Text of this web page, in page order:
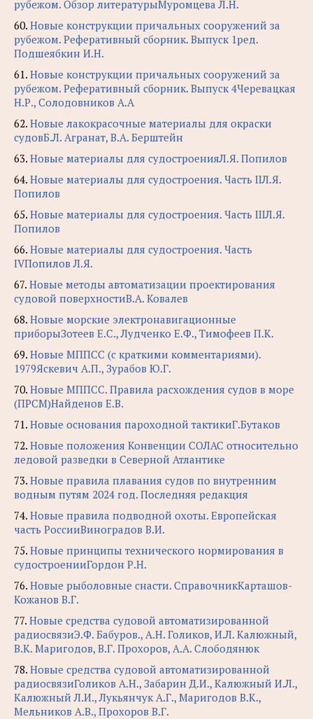
рубежом. Обзор литературыМуромцева Л.Н.
60. Новые конструкции причальных сооружений за
рубежом. Реферативный сборник. Выпуск 1ред.
Подшеябкин И.Н.
61. Новые конструкции причальных сооружений за
рубежом. Реферативный сборник. Выпуск 4Черевацкая
Н.Р., Солодовников А.А
62. Новые лакокрасочные материалы для окраски
судовБ.Л. Агранат, В.А. Берштейн
63. Новые материалы для судостроенияЛ.Я. Попилов
64. Новые материалы для судостроения. Часть IIЛ.Я.
Попилов
65. Новые материалы для судостроения. Часть IIIЛ.Я.
Попилов
66. Новые материалы для судостроения. Часть
IVПопилов Л.Я.
67. Новые методы автоматизации проектирования
судовой поверхностиВ.А. Ковалев
68. Новые морские электронавигационные
приборыЗотеев Е.С., Лудченко Е.Ф., Тимофеев П.К.
69. Новые МППСС (с краткими комментариями).
1979Яскевич А.П., Зурабов Ю.Г.
70. Новые МППСС. Правила расхождения судов в море
(ПРСМ)Найденов Е.В.
71. Новые основания пароходной тактикиГ.Бутаков
72. Новые положения Конвенции СОЛАС относительно
ледовой разведки в Северной Атлантике
73. Новые правила плавания судов по внутренним
водным путям 2024 год. Последняя редакция
74. Новые правила подводной охоты. Европейская
часть РоссииВиноградов В.И.
75. Новые принципы технического нормирования в
судостроенииГордон Р.Н.
76. Новые рыболовные снасти. СправочникКарташов-
Кожанов В.Г.
77. Новые средства судовой автоматизированной
радиосвязиЭ.Ф. Бабуров., А.Н. Голиков, И.Л. Калюжный,
В.К. Маригодов, В.Г. Прохоров, А.А. Слободянюк
78. Новые средства судовой автоматизированной
радиосвязиГоликов А.Н., Забарин Д.И., Калюжный И.Л.,
Калюжный Л.И., Лукьянчук А.Г., Маригодов В.К.,
Мельников А.В., Прохоров В.Г.